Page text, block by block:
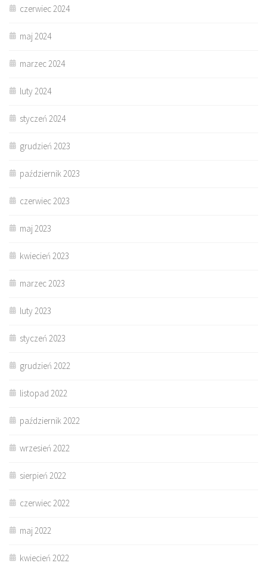
czerwiec 2024
maj 2024
marzec 2024
luty 2024
styczeń 2024
grudzień 2023
październik 2023
czerwiec 2023
maj 2023
kwiecień 2023
marzec 2023
luty 2023
styczeń 2023
grudzień 2022
listopad 2022
październik 2022
wrzesień 2022
sierpień 2022
czerwiec 2022
maj 2022
kwiecień 2022